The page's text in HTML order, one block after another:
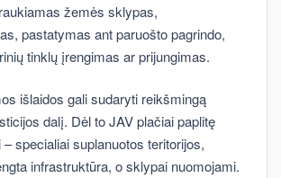
žemės sklypas,
pastatymas ant paruošto pagrindo,
tinklų įrengimas ar prijungimas.
išlaidos gali sudaryti reikšmingą
dalį. Dėl to JAV plačiai paplitę
specialiai suplanuotos teritorijos,
infrastruktūra, o sklypai nuomojami.